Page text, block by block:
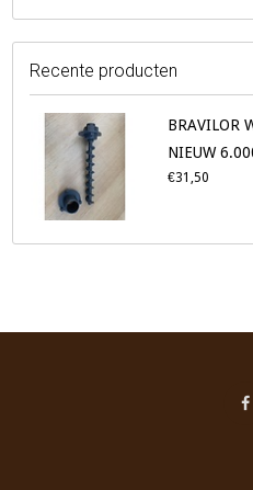
Recente producten
BRAVILOR
NIEUW
€31,50